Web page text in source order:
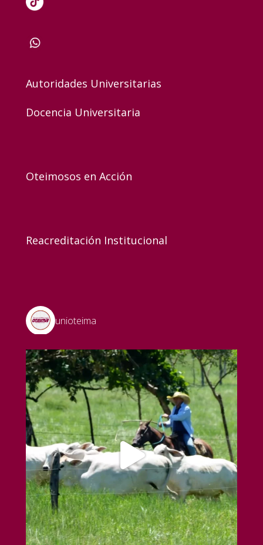
Autoridades Universitarias
Docencia Universitaria
Oteimosos en Acción
Reacreditación Institucional
unioteima